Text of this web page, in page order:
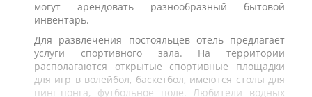
могут арендовать разнообразный бытовой
инвентарь.
Для развлечения постояльцев отель предлагает
услуги спортивного зала. На территории
располагаются открытые спортивные площадки
для игр в волейбол, баскетбол, имеются столы для
пинг-понга, футбольное поле. Любители водных